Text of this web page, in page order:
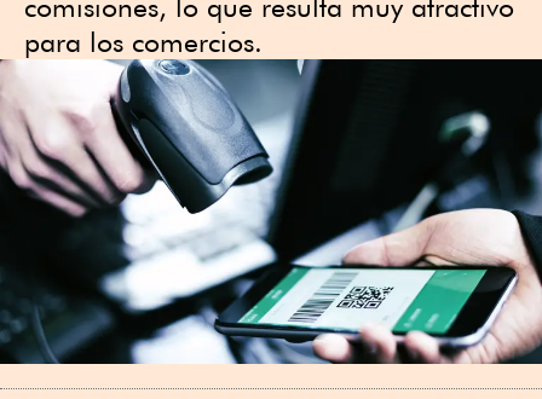
comisiones, lo que resulta muy atractivo
para los comercios.